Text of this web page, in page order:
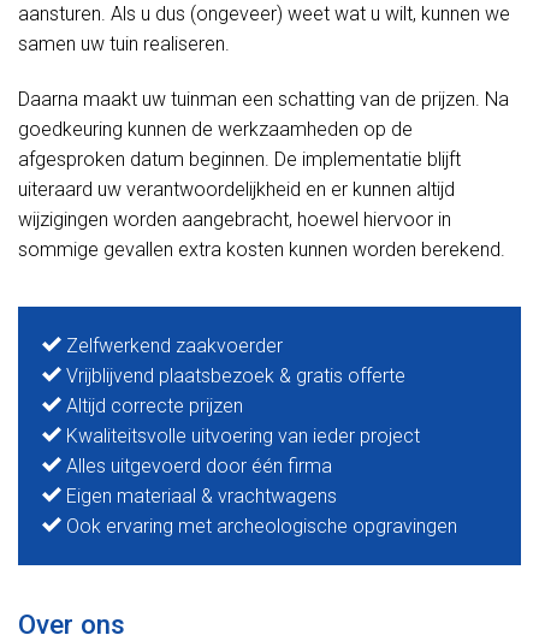
aansturen. Als u dus (ongeveer) weet wat u wilt, kunnen we
samen uw tuin realiseren.
Daarna maakt uw tuinman een schatting van de prijzen. Na
goedkeuring kunnen de werkzaamheden op de
afgesproken datum beginnen. De implementatie blijft
uiteraard uw verantwoordelijkheid en er kunnen altijd
wijzigingen worden aangebracht, hoewel hiervoor in
sommige gevallen extra kosten kunnen worden berekend.
Zelfwerkend zaakvoerder
Vrijblijvend plaatsbezoek & gratis offerte
Altijd correcte prijzen
Kwaliteitsvolle uitvoering van ieder project
Alles uitgevoerd door één firma
Eigen materiaal & vrachtwagens
Ook ervaring met archeologische opgravingen
Over ons